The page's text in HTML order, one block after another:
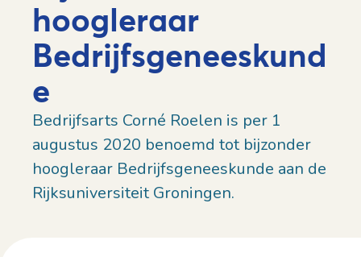
hoogleraar
Bedrijfsgeneeskund
e
Bedrijfsarts Corné Roelen is per 1
augustus 2020 benoemd tot bijzonder
hoogleraar Bedrijfsgeneeskunde aan de
Rijksuniversiteit Groningen.